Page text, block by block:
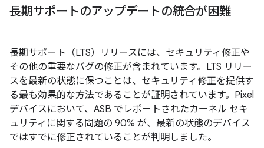
長期サポートのアップデートの統合が困難
長期サポート（LTS）リリースには、セキュリティ修正や
その他の重要なバグの修正が含まれています。LTS リリー
スを最新の状態に保つことは、セキュリティ修正を提供す
る最も効果的な方法であることが証明されています。Pixel
デバイスにおいて、ASB でレポートされたカーネル セキ
ュリティに関する問題の 90% が、最新の状態のデバイス
ではすでに修正されていることが判明しました。